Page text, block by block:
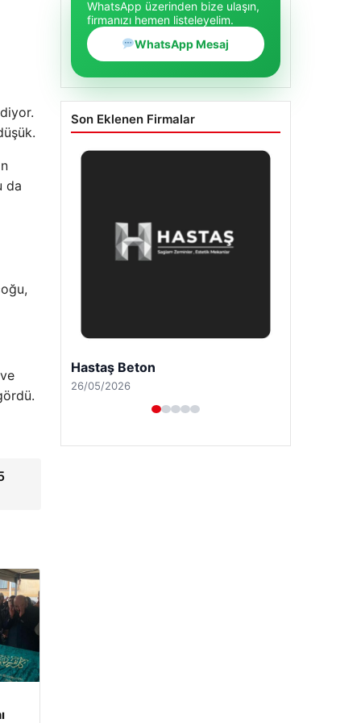
da
WhatsApp üzerinden bize ulaşın,
firmanızı hemen listeleyelim.
WhatsApp Mesaj
Son Eklenen Firmalar
Enes Kaplan Avukatlık Bürosu
28/04/2026